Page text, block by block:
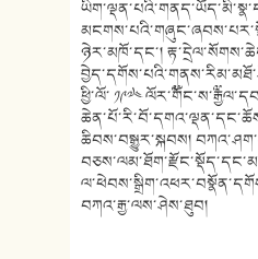
ཉེར་མཁོ་དང་།
ཕྱི་ལོ་ ༡༩༧༤
ཆིབས་བསྒྱུར་སྐབས།
བཀའ་རྒྱ་ལས་ཤེས་ཐུབ།